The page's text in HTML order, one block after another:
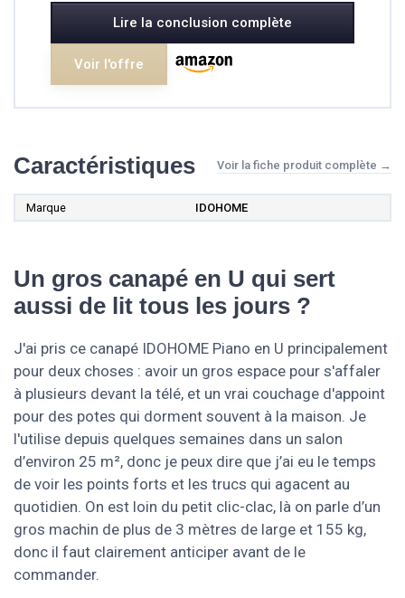
Lire la conclusion complète
Voir l'offre
Caractéristiques Voir la fiche produit complète →
Marque IDOHOME
Un gros canapé en U qui sert
aussi de lit tous les jours ?
J'ai pris ce canapé IDOHOME Piano en U principalement
pour deux choses : avoir un gros espace pour s'affaler
à plusieurs devant la télé, et un vrai couchage d'appoint
pour des potes qui dorment souvent à la maison. Je
l'utilise depuis quelques semaines dans un salon
d’environ 25 m², donc je peux dire que j’ai eu le temps
de voir les points forts et les trucs qui agacent au
quotidien. On est loin du petit clic-clac, là on parle d’un
gros machin de plus de 3 mètres de large et 155 kg,
donc il faut clairement anticiper avant de le
commander.